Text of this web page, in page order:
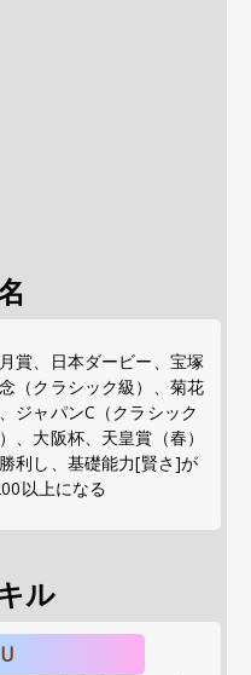
賞、日本ダービー、宝塚
（クラシック級）、菊花
ジャパンC（クラシック
、大阪杯、天皇賞（春）
利し、基礎能力[賢さ]が
以上になる
ル